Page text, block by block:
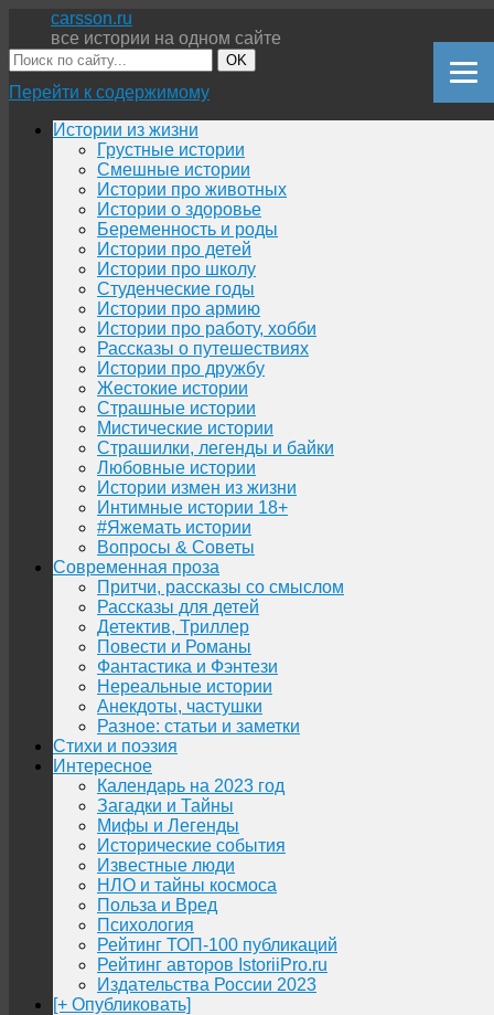
carsson.ru
все истории на одном сайте
OK
Перейти к содержимому
Истории из жизни
Грустные истории
Смешные истории
Истории про животных
Истории о здоровье
Беременность и роды
Истории про детей
Истории про школу
Студенческие годы
Истории про армию
Истории про работу, хобби
Рассказы о путешествиях
Истории про дружбу
Жестокие истории
Страшные истории
Мистические истории
Страшилки, легенды и байки
Любовные истории
Истории измен из жизни
Интимные истории 18+
#Яжемать истории
Вопросы & Советы
Современная проза
Притчи, рассказы со смыслом
Рассказы для детей
Детектив, Триллер
Повести и Романы
Фантастика и Фэнтези
Нереальные истории
Анекдоты, частушки
Разное: статьи и заметки
Стихи и поэзия
Интересное
Календарь на 2023 год
Загадки и Тайны
Мифы и Легенды
Исторические события
Известные люди
НЛО и тайны космоса
Польза и Вред
Психология
Рейтинг ТОП-100 публикаций
Рейтинг авторов IstoriiPro.ru
Издательства России 2023
[+ Опубликовать]